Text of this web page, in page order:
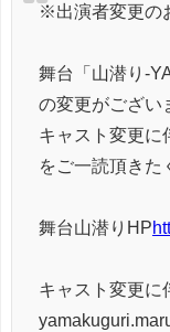
※出演者変更の
舞台「山潜り-
の変更がござい
キャスト変更に
をご一読頂きた
舞台山潜りHP
キャスト変更に